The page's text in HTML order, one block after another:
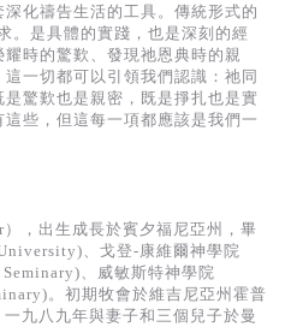
化禱告生活的工具。傳統形式的
。是具體的實踐，也是深刻的經
時的驚歎、發現祂恩典時的親
一切都可以引領我們認識：祂同
驚歎也是親密，既是掙扎也是實
些，但這每一項都應該是我們一
，出生成長於賓夕福尼亞州，畢
、戈登-康維爾神學院
、威敏斯特神學院
。初期牧會於維吉尼亞州霍普
九八九年與妻子和三個兒子於曼